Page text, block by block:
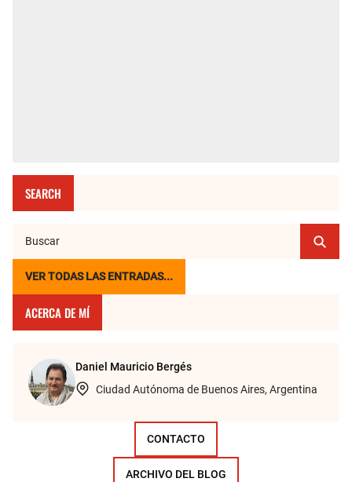
SEARCH
VER TODAS LAS ENTRADAS...
ACERCA DE MÍ
Daniel Mauricio Bergés
Ciudad Autónoma de Buenos Aires, Argentina
CONTACTO
ARCHIVO DEL BLOG